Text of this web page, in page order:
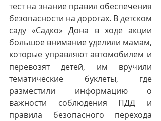
тест на знание правил обеспечения
безопасности на дорогах. В детском
саду «Садко» Дона в ходе акции
большое внимание уделили мамам,
которые управляют автомобилем и
перевозят детей, им вручили
тематические буклеты, где
разместили информацию о
важности соблюдения ПДД и
правила безопасного перехода